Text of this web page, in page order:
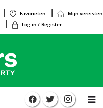
Favorieten
Mijn vereisten
Log in / Register